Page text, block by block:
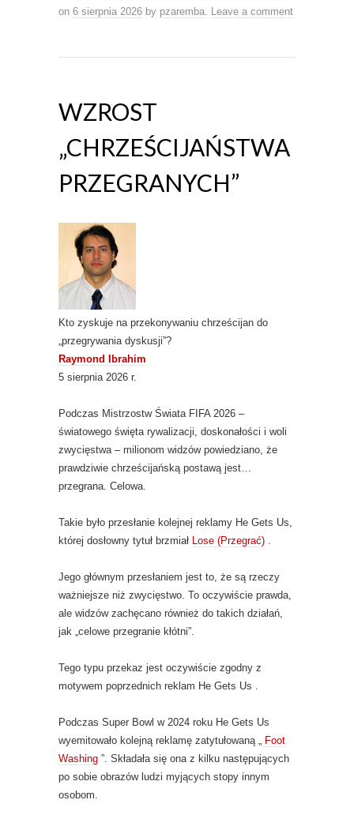
on 6 sierpnia 2026 by pzaremba. Leave a comment
WZROST
„CHRZEŚCIJAŃSTWA
PRZEGRANYCH”
Kto zyskuje na przekonywaniu chrześcijan do
„przegrywania dyskusji”?
Raymond Ibrahim
5 sierpnia 2026 r.
Podczas Mistrzostw Świata FIFA 2026 –
światowego święta rywalizacji, doskonałości i woli
zwycięstwa – milionom widzów powiedziano, że
prawdziwie chrześcijańską postawą jest…
przegrana. Celowa.
Takie było przesłanie kolejnej reklamy He Gets Us,
której dosłowny tytuł brzmiał Lose (Przegrać) .
Jego głównym przesłaniem jest to, że są rzeczy
ważniejsze niż zwycięstwo. To oczywiście prawda,
ale widzów zachęcano również do takich działań,
jak „celowe przegranie kłótni”.
Tego typu przekaz jest oczywiście zgodny z
motywem poprzednich reklam He Gets Us .
Podczas Super Bowl w 2024 roku He Gets Us
wyemitowało kolejną reklamę zatytułowaną „ Foot
Washing ”. Składała się ona z kilku następujących
po sobie obrazów ludzi myjących stopy innym
osobom.